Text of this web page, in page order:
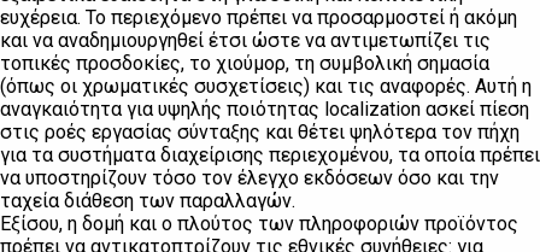
ευχέρεια. Το περιεχόμενο πρέπει να προσαρμοστεί ή ακόμη
και να αναδημιουργηθεί έτσι ώστε να αντιμετωπίζει τις
τοπικές προσδοκίες, το χιούμορ, τη συμβολική σημασία
(όπως οι χρωματικές συσχετίσεις) και τις αναφορές. Αυτή η
αναγκαιότητα για υψηλής ποιότητας localization ασκεί πίεση
στις ροές εργασίας σύνταξης και θέτει ψηλότερα τον πήχη
για τα συστήματα διαχείρισης περιεχομένου, τα οποία πρέπει
να υποστηρίζουν τόσο τον έλεγχο εκδόσεων όσο και την
ταχεία διάθεση των παραλλαγών.
Εξίσου, η δομή και ο πλούτος των πληροφοριών προϊόντος
πρέπει να αντικατοπτρίζουν τις εθνικές συνήθειες: για